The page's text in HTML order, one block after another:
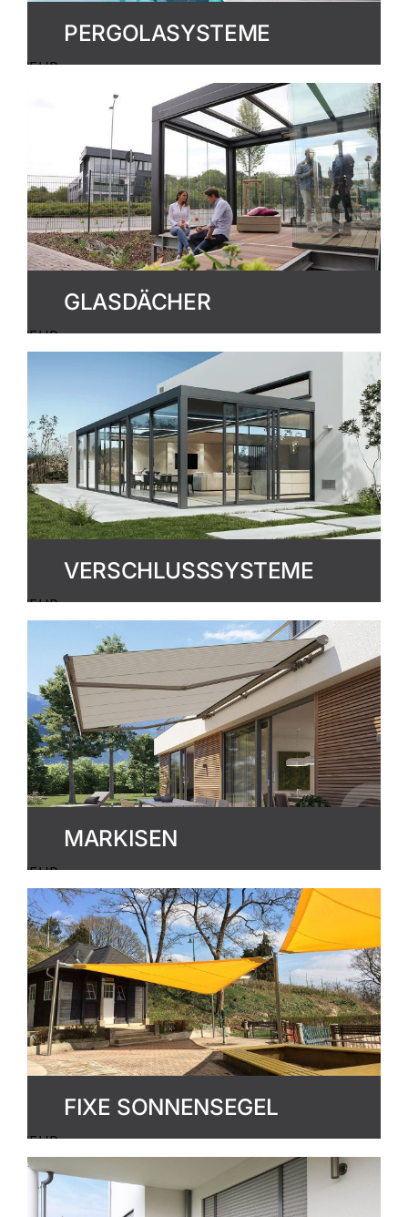
PERGOLASYSTEME
MEHR
GLASDÄCHER
MEHR
ERFAHREN
VERSCHLUSSSYSTEME
MEHR
ERFAHREN
MARKISEN
MEHR
ERFAHREN
FIXE SONNENSEGEL
MEHR
ERFAHREN